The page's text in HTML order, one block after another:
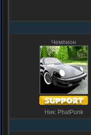
Чемпион
Ник: PhatPunk